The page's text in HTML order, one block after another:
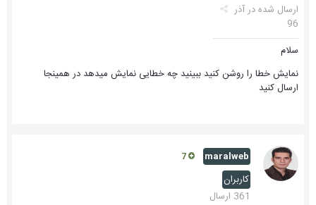
ارسال شده درآذر
96
سلام
نمایش خطا را روشن کنید ببینید چه خطایی نمایش میدهد در همینجا
ارسال کنید
maralweb
کاربران
361 ارسال